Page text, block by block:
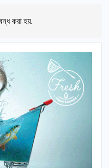
করা হয়.